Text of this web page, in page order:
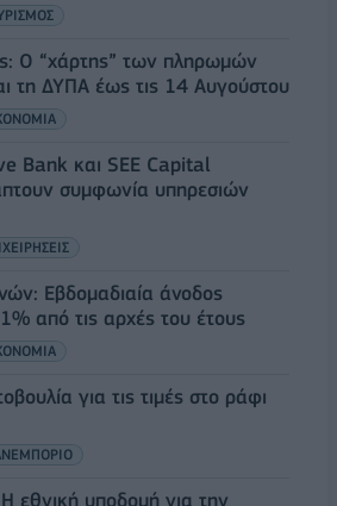
Ο “χάρτης” των πληρωμών
τη ΔΥΠΑ έως τις 14 Αυγούστου
Bank και SEE Capital
συμφωνία υπηρεσιών
Εβδομαδιαία άνοδος
από τις αρχές του έτους
για τις τιμές στο ράφι
εθνική υποδομή για την